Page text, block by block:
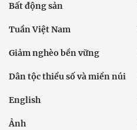
Bất động sản
Tuần Việt Nam
Giảm nghèo bền vững
Dân tộc thiểu số và miền núi
English
Ảnh